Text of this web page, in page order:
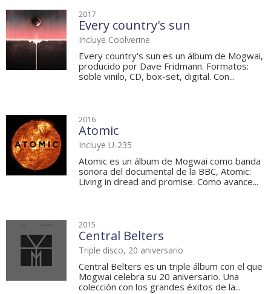
2017
Every country's sun
Incluye Coolverine
Every country's sun es un álbum de Mogwai,
producido por Dave Fridmann. Formatos:
soble vinilo, CD, box-set, digital. Con...
2016
Atomic
Incluye U-235
Atomic es un álbum de Mogwai como banda
sonora del documental de la BBC, Atomic:
Living in dread and promise. Como avance...
2015
Central Belters
Triple disco, 20 aniversario
Central Belters es un triple álbum con el que
Mogwai celebra su 20 aniversario. Una
colección con los grandes éxitos de la...